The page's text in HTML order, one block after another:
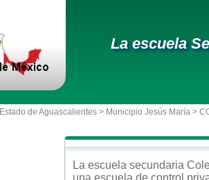
La escuela
Estado de Aguascalientes > Municipio Jesús María >
La escuela secundaria
una escuela de control